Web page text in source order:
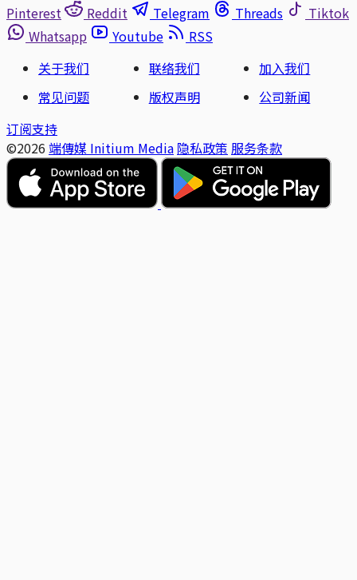
Pinterest
Reddit Telegram Threads
Tiktok
Whatsapp
Youtube
RSS
关于我们
联络我们
加入我们
常见问题
版权声明
公司新闻
订阅支持
©2026 端傳媒 Initium Media 隐私政策 服务条款